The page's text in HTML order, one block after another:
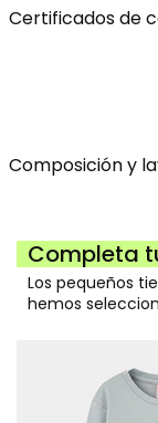
Certificados de
Composición y
Completa
Los pequeños
hemos